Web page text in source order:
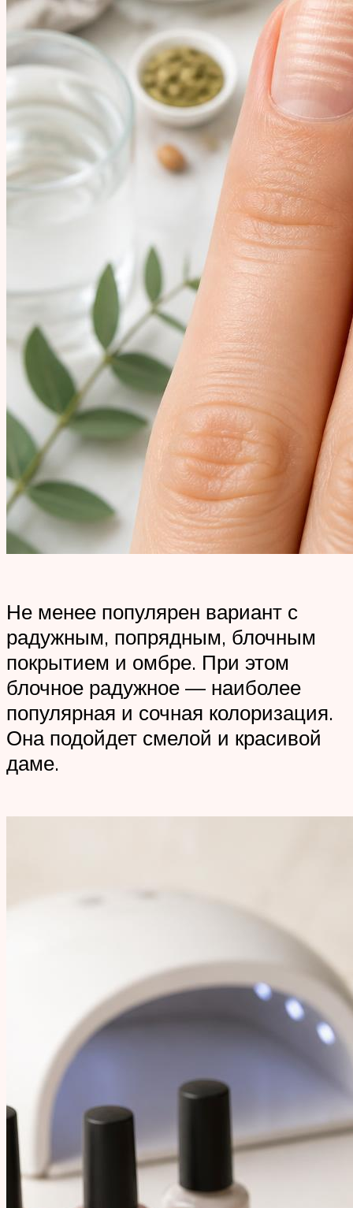
Не менее популярен вариант с
радужным, попрядным, блочным
покрытием и омбре. При этом
блочное радужное — наиболее
популярная и сочная колоризация.
Она подойдет смелой и красивой
даме.